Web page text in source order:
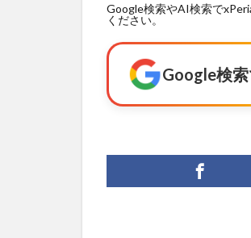
Google検索やAI検索で
ください。
Google検